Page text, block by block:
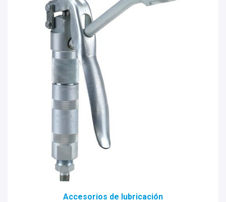
Accesorios de lubricación